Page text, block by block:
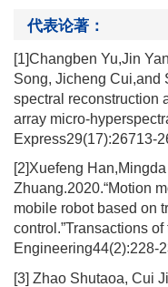
代表论著：
[1]Changben Yu,Jin
Song, Jicheng Cui,and
spectral reconstruction
array micro-
Express29(17):26713-
[2]Xuefeng
Zhuang.2020.“Motion
mobile robot based on
control.”Transactions
Engineering44(2):228-
[3] Zhao Shutaoa, Cui